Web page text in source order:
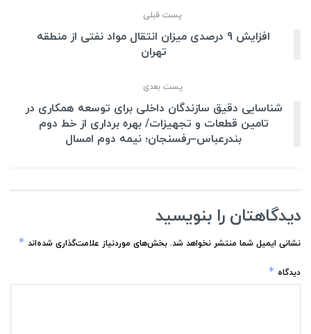
پست قبلی
افزایش 9 درصدی میزان انتقال مواد نفتی از منطقه
تهران
پست بعدی
شناسایی دقیق‌ سازندگان داخلی برای توسعه همکاری در
تامین قطعات و تجهیزات/ بهره برداری از خط دوم
بندرعباس–رفسنجان؛ نیمه دوم امسال
دیدگاهتان را بنویسید
نشانی ایمیل شما منتشر نخواهد شد. بخش‌های موردنیاز علامت‌گذاری شده‌اند *
دیدگاه *